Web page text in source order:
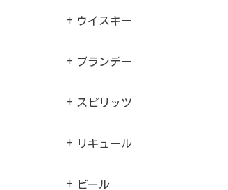
ウイスキー
ブランデー
スピリッツ
リキュール
ビール